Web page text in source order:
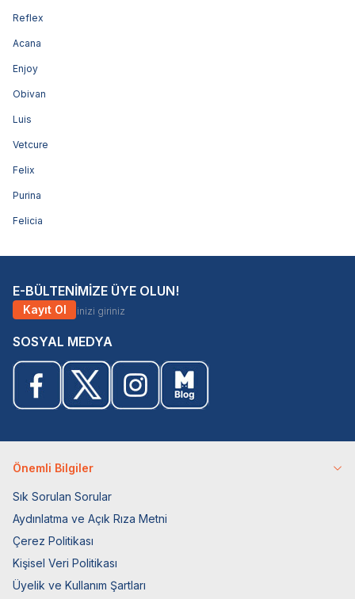
Reflex
Acana
Enjoy
Obivan
Luis
Vetcure
Felix
Purina
Felicia
E-BÜLTENİMİZE ÜYE OLUN!
Kayıt Ol
SOSYAL MEDYA
Önemli Bilgiler
Sık Sorulan Sorular
Aydınlatma ve Açık Rıza Metni
Çerez Politikası
Kişisel Veri Politikası
Üyelik ve Kullanım Şartları